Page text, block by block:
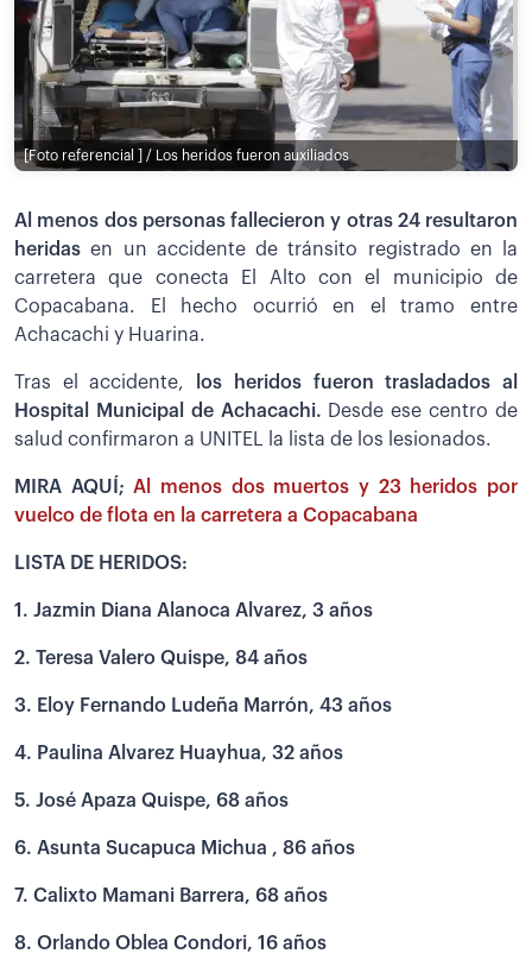
[Foto referencial ] / Los heridos fueron auxiliados
Al menos dos personas fallecieron y otras 24 resultaron
heridas en un accidente de tránsito registrado en la
carretera que conecta El Alto con el municipio de
Copacabana. El hecho ocurrió en el tramo entre
Achacachi y Huarina.
Tras el accidente, los heridos fueron trasladados al
Hospital Municipal de Achacachi. Desde ese centro de
salud confirmaron a UNITEL la lista de los lesionados.
MIRA AQUÍ;Al menos dos muertos y 23 heridos por
vuelco de flota en la carretera a Copacabana
LISTA DE HERIDOS:
1. Jazmin Diana Alanoca Alvarez, 3 años
2. Teresa Valero Quispe, 84 años
3. Eloy Fernando Ludeña Marrón, 43 años
4. Paulina Alvarez Huayhua, 32 años
5. José Apaza Quispe, 68 años
6. Asunta Sucapuca Michua , 86 años
7. Calixto Mamani Barrera, 68 años
8. Orlando Oblea Condori, 16 años